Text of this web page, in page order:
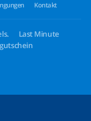
Kontakt
Last Minute